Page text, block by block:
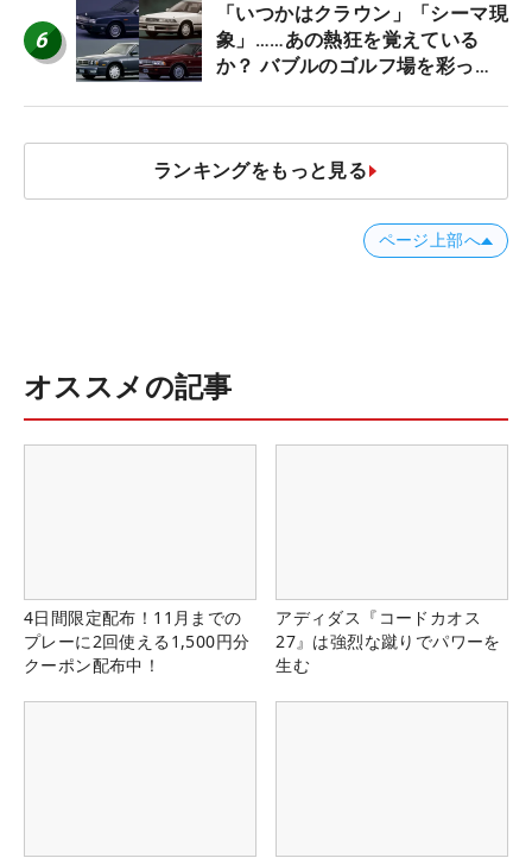
6
「いつかはクラウン」「シーマ現
象」……あの熱狂を覚えている
か？ バブルのゴルフ場を彩った
ランキングをもっと見る
ページ上部へ
オススメの記事
4日間限定配布！11月までの
プレーに2回使える1,500円分
クーポン配布中！
アディダス『コードカオス
27』は強烈な蹴りでパワーを
生む